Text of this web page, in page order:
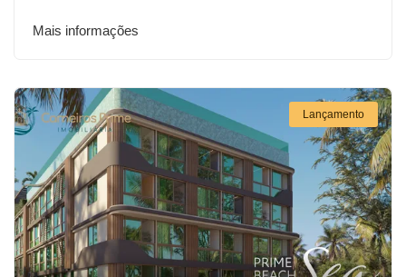
Mais informações
Lançamento